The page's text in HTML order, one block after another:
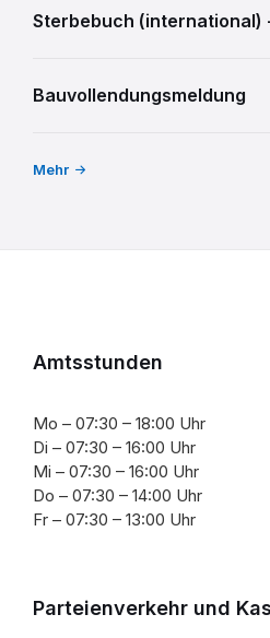
Sterbebuch (international)
Bauvollendungsmeldung
Mehr
Amtsstunden
Mo – 07:30 – 18:00 Uhr
Di – 07:30 – 16:00 Uhr
Mi – 07:30 – 16:00 Uhr
Do – 07:30 – 14:00 Uhr
Fr – 07:30 – 13:00 Uhr
Parteienverkehr und